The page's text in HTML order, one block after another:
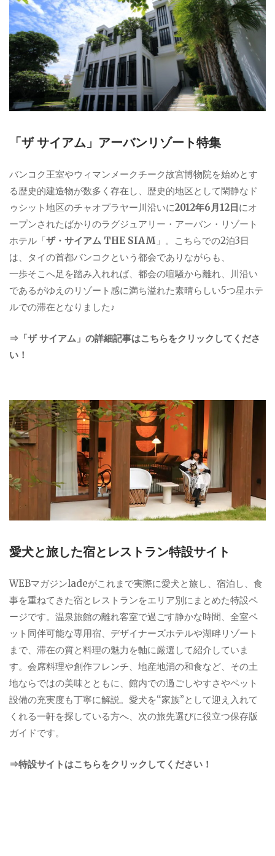
ー
「ザ サイアム」アーバンリゾート特集
バンコク王室やウィマンメークチーク故宮博物院を始めとす
る歴史的建造物が数多く存在し、歴史的地区として閑静なド
ゥシット地区のチャオプラヤー川沿いに2012年6月12日にオ
ープンされたばかりのラグジュアリー・アーバン・リゾート
ホテル「ザ・サイアム THE SIAM 」。こちらでの2泊3日
は、タイの首都バンコクという都会でありながらも、
一歩そこへ足を踏み入れれば、都会の喧騒から離れ、川沿い
であるがゆえのリゾート感に満ち溢れた素晴らしい5つ星ホテ
ルでの滞在となりました♪
⇒「ザ サイアム」の詳細記事はこちらをクリックしてくださ
い！
愛犬と旅した宿とレストラン特設サイト
WEBマガジンladeがこれまで実際に愛犬と旅し、宿泊し、食
事を重ねてきた宿とレストランをエリア別にまとめた特設ペ
ージです。温泉旅館の離れ客室で過ごす静かな時間、全室ペ
ット同伴可能な専用宿、デザイナーズホテルや湖畔リゾート
まで、滞在の質と料理の魅力を軸に厳選して紹介していま
す。会席料理や創作フレンチ、地産地消の和食など、その土
地ならではの美味とともに、館内での過ごしやすさやペット
設備の充実度も丁寧に解説。愛犬を“家族”として迎え入れて
くれる一軒を探している方へ、次の旅先選びに役立つ保存版
ガイドです。
⇒特設サイトはこちらをクリックしてください！